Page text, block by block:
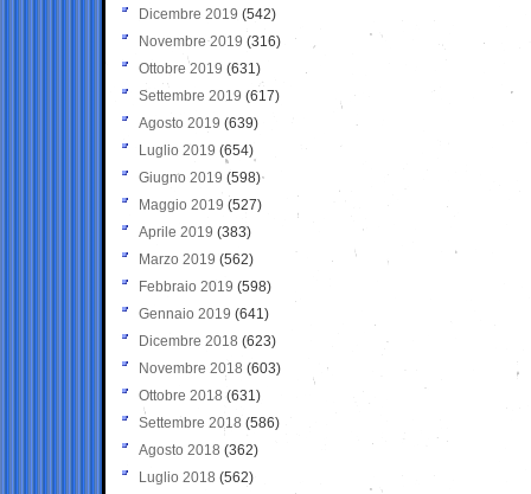
Dicembre 2019 (542)
Novembre 2019 (316)
Ottobre 2019 (631)
Settembre 2019 (617)
Agosto 2019 (639)
Luglio 2019 (654)
Giugno 2019 (598)
Maggio 2019 (527)
Aprile 2019 (383)
Marzo 2019 (562)
Febbraio 2019 (598)
Gennaio 2019 (641)
Dicembre 2018 (623)
Novembre 2018 (603)
Ottobre 2018 (631)
Settembre 2018 (586)
Agosto 2018 (362)
Luglio 2018 (562)